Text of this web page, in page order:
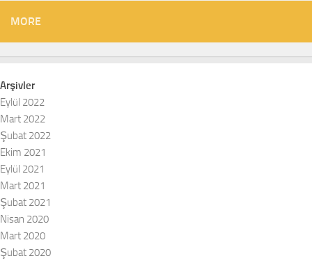
MORE
Arşivler
Eylül 2022
Mart 2022
Şubat 2022
Ekim 2021
Eylül 2021
Mart 2021
Şubat 2021
Nisan 2020
Mart 2020
Şubat 2020